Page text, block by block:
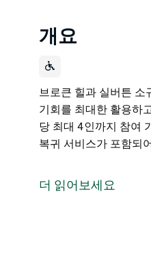
개요
브로큰 힐과 실버튼 소
기회를 최대한 활용하
당 최대 4인까지 참여
복귀 서비스가 포함되
이 업체는 짧은 기간
더 읽어보세요